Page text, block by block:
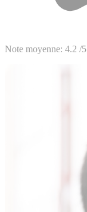
Note moyenne: 4.2 /5